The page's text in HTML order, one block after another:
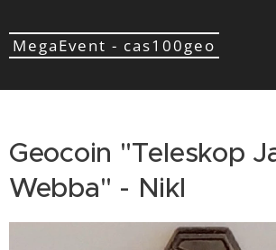
MegaEvent - cas100geo
Geocoin "Teleskop
Webba" - Nikl